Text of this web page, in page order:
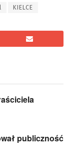
KIELCE
publiczność